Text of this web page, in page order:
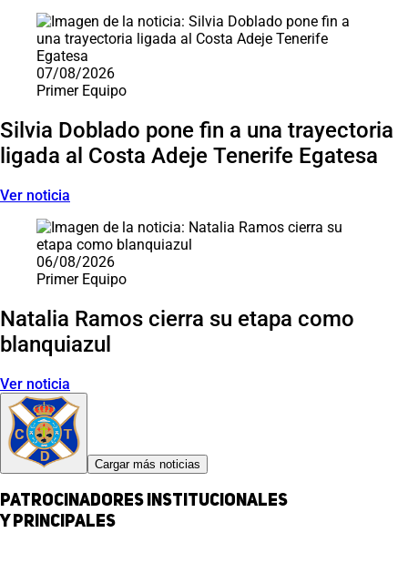
07/08/2026
Primer Equipo
Silvia Doblado pone fin a una trayectoria
ligada al Costa Adeje Tenerife Egatesa
Ver noticia
06/08/2026
Primer Equipo
Natalia Ramos cierra su etapa como
blanquiazul
Ver noticia
Cargar más noticias
Patrocinadores institucionales
y principales